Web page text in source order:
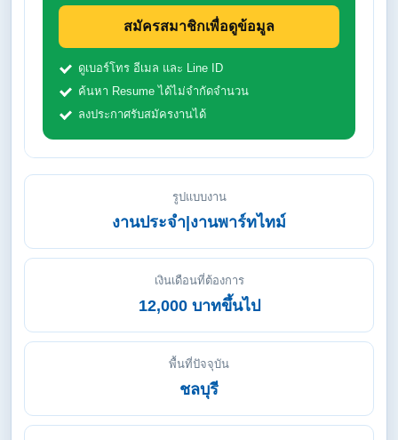
สมัครสมาชิกเพื่อดูข้อมูล
ดูเบอร์โทร อีเมล และ Line ID
ค้นหา Resume ได้ไม่จำกัดจำนวน
ลงประกาศรับสมัครงานได้
รูปแบบงาน
งานประจำ|งานพาร์ทไทม์
เงินเดือนที่ต้องการ
12,000 บาทขึ้นไป
พื้นที่ปัจจุบัน
ชลบุรี